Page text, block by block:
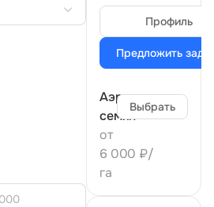
на внесении
защиты растений
с использованием
беспилотных
авиационных
Компания
современные
Профиль
Предложить
Аэросев
семян
от
6 000 ₽/
га
Выбрать